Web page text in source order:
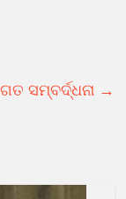
ସମ୍ବର୍ଦ୍ଧନା →